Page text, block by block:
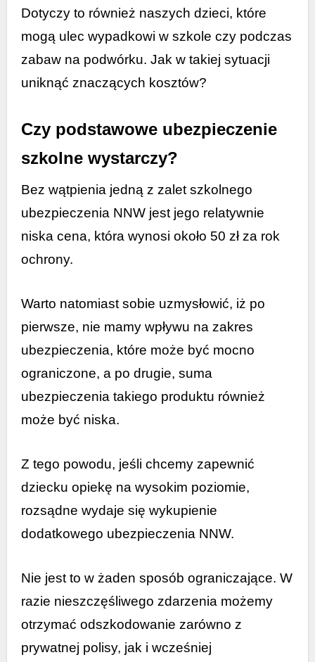
Dotyczy to również naszych dzieci, które
mogą ulec wypadkowi w szkole czy podczas
zabaw na podwórku. Jak w takiej sytuacji
uniknąć znaczących kosztów?
Czy podstawowe ubezpieczenie
szkolne wystarczy?
Bez wątpienia jedną z zalet szkolnego
ubezpieczenia NNW jest jego relatywnie
niska cena, która wynosi około 50 zł za rok
ochrony.
Warto natomiast sobie uzmysłowić, iż po
pierwsze, nie mamy wpływu na zakres
ubezpieczenia, które może być mocno
ograniczone, a po drugie, suma
ubezpieczenia takiego produktu również
może być niska.
Z tego powodu, jeśli chcemy zapewnić
dziecku opiekę na wysokim poziomie,
rozsądne wydaje się wykupienie
dodatkowego ubezpieczenia NNW.
Nie jest to w żaden sposób ograniczające. W
razie nieszczęśliwego zdarzenia możemy
otrzymać odszkodowanie zarówno z
prywatnej polisy, jak i wcześniej